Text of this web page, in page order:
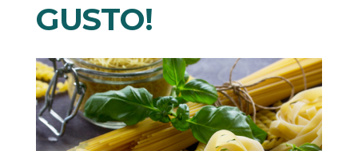
GUSTO!